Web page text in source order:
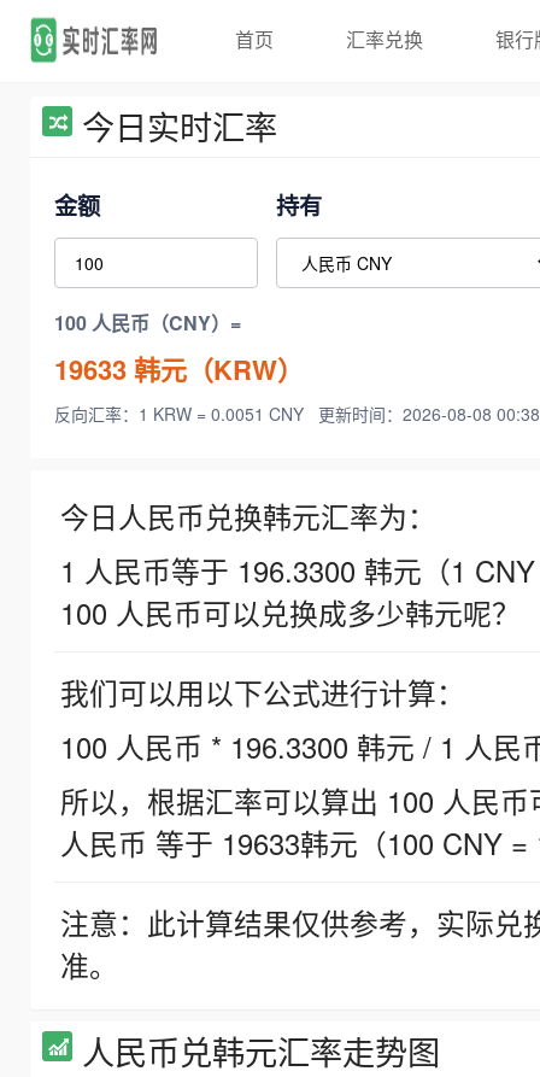
首页 汇率兑换 银行
今日实时汇率
金额 持有
100 人民币（CNY）=
19633韩元（KRW）
反向汇率：1 KRW = 0.0051 CNY 更新时间：2026-08-08
今日人民币兑换韩元汇率为：
1 人民币等于 196.3300 韩元（1
100 人民币可以兑换成多少韩元呢？
我们可以用以下公式进行计算：
100 人民币 * 196.3300 韩元 / 1 人民
所以，根据汇率可以算出 100 人民
人民币 等于 19633韩元（100 CNY =
注意：此计算结果仅供参考，实际
准。
人民币兑韩元汇率走势图